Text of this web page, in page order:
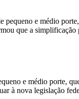
e médio
que a
e médio porte,
à nova legislação